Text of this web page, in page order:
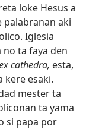
loke Hesus a
palabranan aki
Iglesia
no ta faya den
cathedra, esta,
kere esaki.
mester ta
ta yama
si papa por